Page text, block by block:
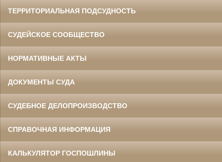
ТЕРРИТОРИАЛЬНАЯ ПОДСУДНОСТЬ
СУДЕЙСКОЕ СООБЩЕСТВО
НОРМАТИВНЫЕ АКТЫ
ДОКУМЕНТЫ СУДА
СУДЕБНОЕ ДЕЛОПРОИЗВОДСТВО
СПРАВОЧНАЯ ИНФОРМАЦИЯ
КАЛЬКУЛЯТОР ГОСПОШЛИНЫ